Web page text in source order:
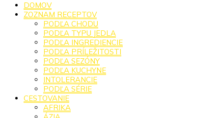
DOMOV
ZOZNAM RECEPTOV
PODĽA CHODU
PODĽA TYPU JEDLA
PODĽA INGREDIENCIE
PODĽA PRÍLEŽITOSTI
PODĽA SEZÓNY
PODĽA KUCHYNE
INTOLERANCIE
PODĽA SÉRIE
CESTOVANIE
AFRIKA